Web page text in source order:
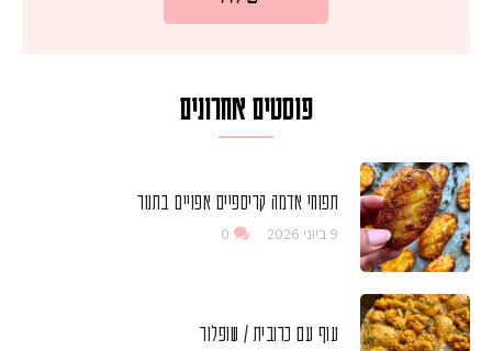
פוסטים אחרונים
תפוחי אדמה קריספיים אפויים בתנור
9 ביוני 2026 0
עוף עם כרובית / שופלור